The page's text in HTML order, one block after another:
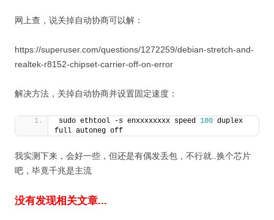
网上查，说关掉自动协商可以解：
https://superuser.com/questions/1272259/debian-stretch-and-
realtek-r8152-chipset-carrier-off-on-error
解决方法，关掉自动协商并设置固定速度：
sudo ethtool -s enxxxxxxxx speed 100 duplex
full autoneg off
我实测下来，会好一些，但还是有偶发丢包，不行就..换个芯片
吧，毕竟千兆是主流
没有发现相关文章...